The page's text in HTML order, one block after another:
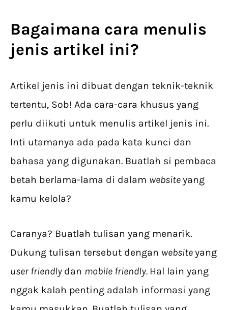
Bagaimana cara menulis
jenis artikel ini?
Artikel jenis ini dibuat dengan teknik-teknik
tertentu, Sob! Ada cara-cara khusus yang
perlu diikuti untuk menulis artikel jenis ini.
Inti utamanya ada pada kata kunci dan
bahasa yang digunakan. Buatlah si pembaca
betah berlama-lama di dalam websiteyang
kamu kelola?
Caranya? Buatlah tulisan yang menarik.
Dukung tulisan tersebut dengan websiteyang
user friendly dan mobile friendly. Hal lain yang
nggak kalah penting adalah informasi yang